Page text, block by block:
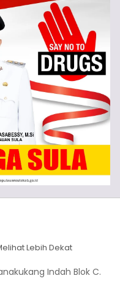
Lebih Dekat
Indah Blok C.